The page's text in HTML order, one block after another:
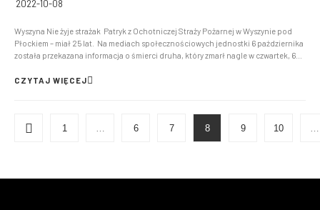
2022-10-08
Wyszyna Nie żyje strażak Patryk z Ochotniczej Straży Pożarnej w Wyszynie pod
Płockiem – miał 25 lat. Na mediach społecznościowych jednostki 6 października
została przekazana informacja o śmierci druha, który zmarł nagle w czwartek, 6
CZYTAJ WIĘCEJ
1 6 7 8 9 10